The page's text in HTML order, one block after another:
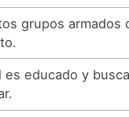
grupos armados
es educado y